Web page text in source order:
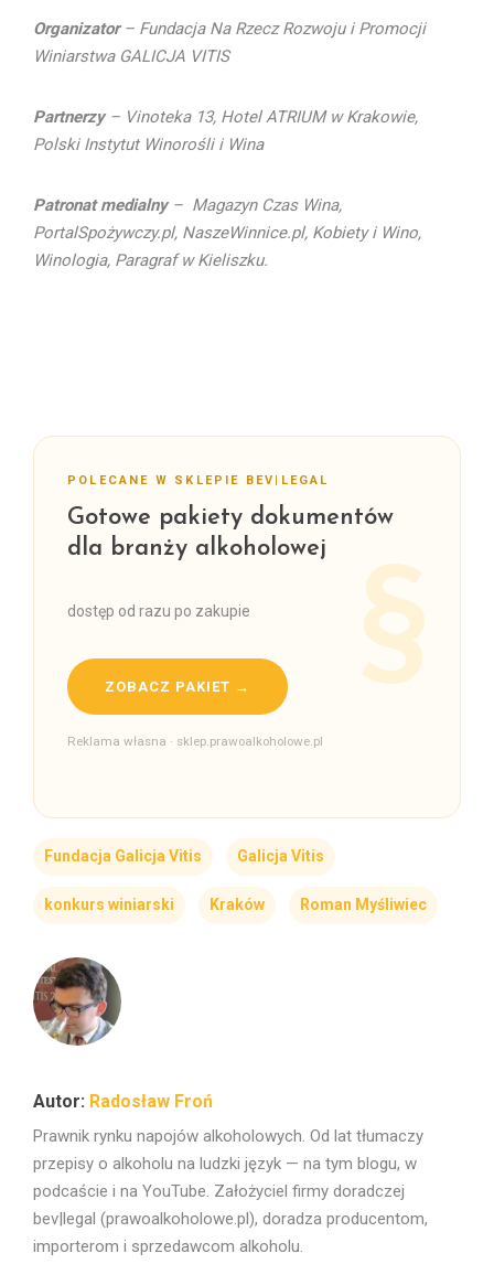
Organizator – Fundacja Na Rzecz Rozwoju i Promocji
Winiarstwa GALICJA VITIS
Partnerzy– Vinoteka 13, Hotel ATRIUM w Krakowie,
Polski Instytut Winorośli i Wina
Patronat medialny– Magazyn Czas Wina,
PortalSpożywczy.pl, NaszeWinnice.pl, Kobiety i Wino,
Winologia, Paragraf w Kieliszku.
POLECANE W SKLEPIE BEV|LEGAL
Gotowe pakiety dokumentów
dla branży alkoholowej
dostęp od razu po zakupie
ZOBACZ PAKIET →
Reklama własna · sklep.prawoalkoholowe.pl
Fundacja Galicja Vitis Galicja Vitis
konkurs winiarski Kraków Roman Myśliwiec
Radosław Froń
Prawnik rynku napojów alkoholowych. Od lat tłumaczy
przepisy o alkoholu na ludzki język — na tym blogu, w
podcaście i na YouTube. Założyciel firmy doradczej
bev|legal (prawoalkoholowe.pl), doradza producentom,
importerom i sprzedawcom alkoholu.